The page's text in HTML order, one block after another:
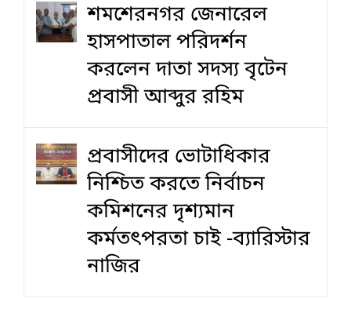
শমশেরনগর জেনারেল
হাসপাতাল পরিদর্শন
করলেন দাতা সদস্য বৃটেন
প্রবাসী আব্দুর রহিম
প্রবাসীদের ভোটাধিকার
নিশ্চিত করতে নির্বাচন
কমিশনের দৃশ‍্যমান
কর্মতৎপরতা চাই -ব্যারিস্টার
নাজির